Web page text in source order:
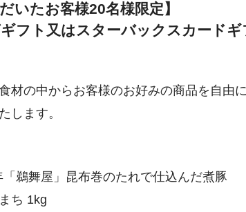
いたお客様20名様限定】
フト又はスターバックスカード
材の中からお客様のお好みの商品を自由
します。
「鵜舞屋」昆布巻のたれで仕込んだ煮豚
ち 1kg